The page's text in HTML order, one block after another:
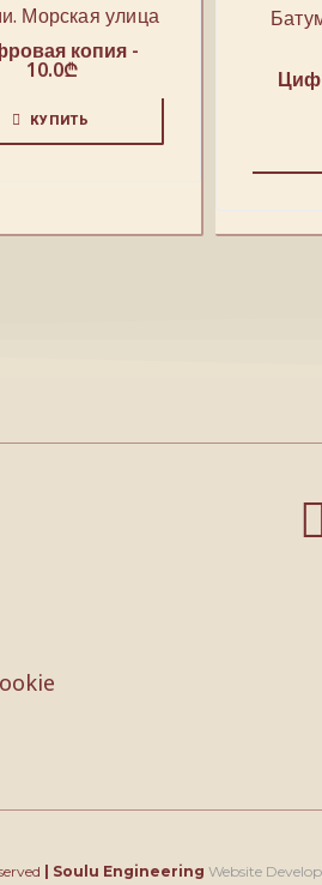
Морская улица
копия -
10.0₾
КУПИТЬ
Soulu Engineering Website